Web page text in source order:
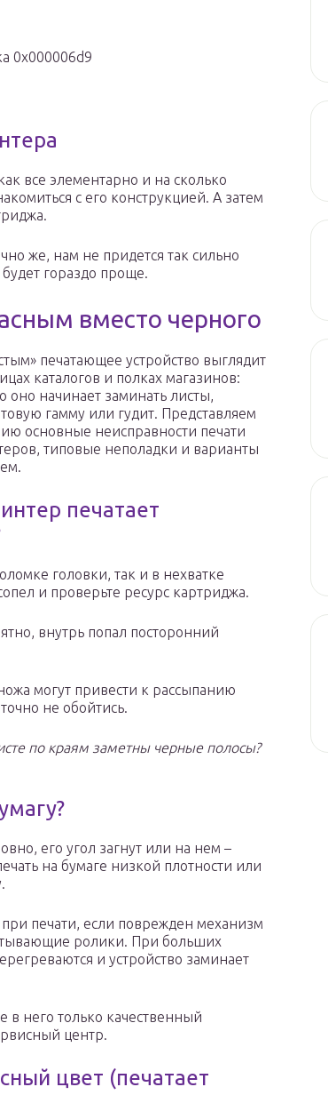
0x000006d9
все элементарно и на сколько
с его конструкцией. А затем
же, нам не придется так сильно
гораздо проще.
вместо черного
печатающее устройство выглядит
каталогов и полках магазинов:
оно начинает заминать листы,
гамму или гудит. Представляем
основные неисправности печати
типовые неполадки и варианты
печатает
головки, так и в нехватке
и проверьте ресурс картриджа.
внутрь попал посторонний
могут привести к рассыпанию
не обойтись.
по краям заметны черные полосы?
его угол загнут или на нем –
на бумаге низкой плотности или
печати, если поврежден механизм
ролики. При больших
и устройство заминает
в него только качественный
центр.
цвет (печатает